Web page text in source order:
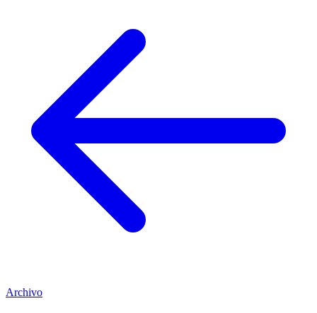
Archivo